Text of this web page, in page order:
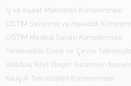
İş ve İnşaat Makineleri Kümelenmesi
OSTİM Savunma ve Havacılık
OSTİM Medikal Sanayi Kümelenmesi
Yenilenebilir Enerji ve Çevre
Anadolu Raylı Ulaşım Sistemleri
Kauçuk Teknolojileri Kümelenmesi